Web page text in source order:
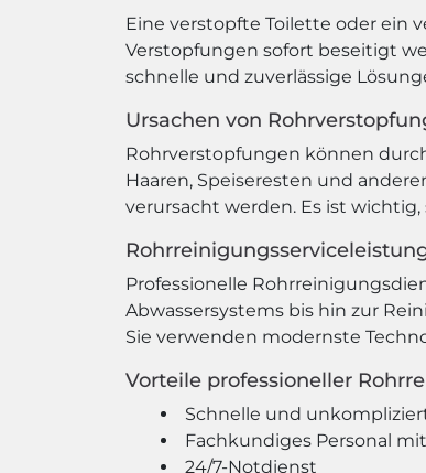
Eine verstopfte Toilette oder ein
Verstopfungen sofort beseitigt
schnelle und zuverlässige
Ursachen von
Rohrverstopfungen können
Haaren, Speiseresten und
verursacht werden. Es ist
Professionelle
Abwassersystems bis hin zur
Sie verwenden modernste
Vorteile professioneller
Schnelle und
Fachkundiges Personal
24/7-Notdienst